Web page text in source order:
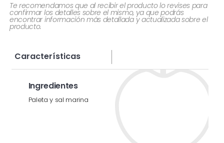
Te recomendamos que al recibir el producto lo revises para
confirmar los detalles sobre el mismo, ya que podrás
encontrar información más detallada y actualizada sobre el
producto.
Características
Ingredientes
Paleta y sal marina